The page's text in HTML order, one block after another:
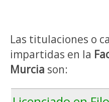
Las titulaciones o
impartidas en la
Murcia son: